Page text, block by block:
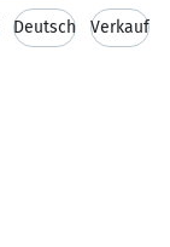
Deutsch Verkauf